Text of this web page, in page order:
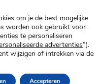
All rights reserved
| Cookies
om je de best mogelijke
worden ook gebruikt voor
te personaliseren
advertenties”).
wijzigen of intrekken via de
Accepteren